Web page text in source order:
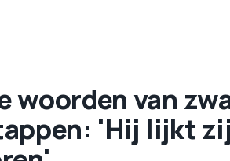
woorden van
'Hij lijkt